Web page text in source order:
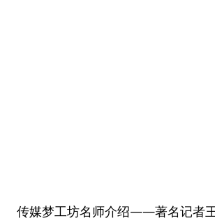
传媒梦工坊名师介绍——著名记者